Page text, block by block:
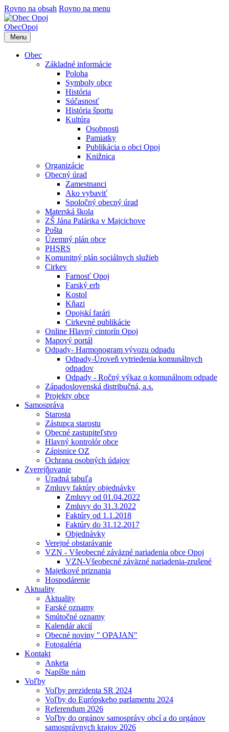
Rovno na obsah Rovno na menu
ObecOpoj
Menu
Obec
Základné informácie
Poloha
Symboly obce
História
Súčasnosť
História športu
Kultúra
Osobnosti
Pamiatky
Publikácia o obci Opoj
Knižnica
Organizácie
Obecný úrad
Zamestnanci
Ako vybaviť
Spoločný obecný úrad
Materská škola
ZŠ Jána Palárika v Majcichove
Pošta
Územný plán obce
PHSRS
Komunitný plán sociálnych služieb
Cirkev
Farnosť Opoj
Farský erb
Kostol
Kňazi
Opojskí farári
Cirkevné publikácie
Online Hlavný cintorín Opoj
Mapový portál
Odpady- Harmonogram vývozu odpadu
Odpady-Úroveň vytriedenia komunálnych
odpadov
Odpady - Ročný výkaz o komunálnom odpade
Západoslovenská distribučná, a.s.
Projekty obce
Samospráva
Starosta
Zástupca starostu
Obecné zastupiteľstvo
Hlavný kontrolór obce
Zápisnice OZ
Ochrana osobných údajov
Zverejňovanie
Úradná tabuľa
Zmluvy faktúry objednávky
Zmluvy od 01.04.2022
Zmluvy do 31.3.2022
Faktúry od 1.1.2018
Faktúry do 31.12.2017
Objednávky
Verejné obstarávanie
VZN - Všeobecné záväzné nariadenia obce Opoj
VZN-Všeobecné záväzné nariadenia-zrušené
Majetkové priznania
Hospodárenie
Aktuality
Aktuality
Farské oznamy
Smútočné oznamy
Kalendár akcií
Obecné noviny " OPAJAN"
Fotogaléria
Kontakt
Anketa
Napíšte nám
Voľby
Voľby prezidenta SR 2024
Voľby do Európskeho parlamentu 2024
Referendum 2026
Voľby do orgánov samosprávy obcí a do orgánov
samosprávnych krajov 2026